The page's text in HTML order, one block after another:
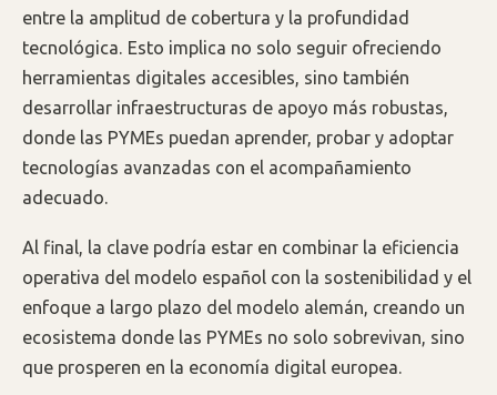
entre la amplitud de cobertura y la profundidad
tecnológica. Esto implica no solo seguir ofreciendo
herramientas digitales accesibles, sino también
desarrollar infraestructuras de apoyo más robustas,
donde las PYMEs puedan aprender, probar y adoptar
tecnologías avanzadas con el acompañamiento
adecuado.
Al final, la clave podría estar en combinar la eficiencia
operativa del modelo español con la sostenibilidad y el
enfoque a largo plazo del modelo alemán, creando un
ecosistema donde las PYMEs no solo sobrevivan, sino
que prosperen en la economía digital europea.